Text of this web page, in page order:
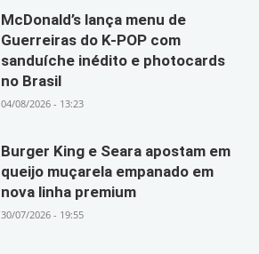
McDonald’s lança menu de
Guerreiras do K-POP com
sanduíche inédito e photocards
no Brasil
04/08/2026 - 13:23
Burger King e Seara apostam em
queijo muçarela empanado em
nova linha premium
30/07/2026 - 19:55